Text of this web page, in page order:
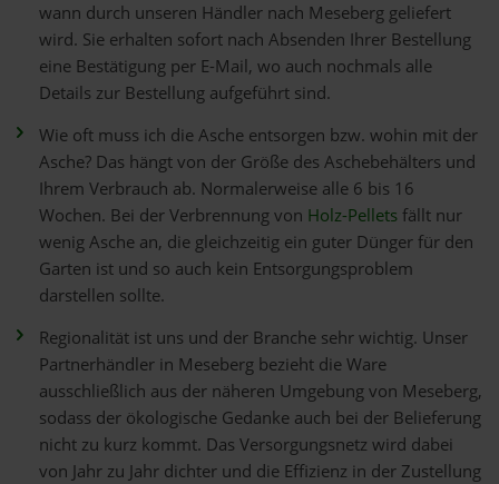
wann durch unseren Händler nach Meseberg geliefert
wird. Sie erhalten sofort nach Absenden Ihrer Bestellung
eine Bestätigung per E-Mail, wo auch nochmals alle
Details zur Bestellung aufgeführt sind.
Wie oft muss ich die Asche entsorgen bzw. wohin mit der
Asche? Das hängt von der Größe des Aschebehälters und
Ihrem Verbrauch ab. Normalerweise alle 6 bis 16
Wochen. Bei der Verbrennung von Holz-Pelletsfällt nur
wenig Asche an, die gleichzeitig ein guter Dünger für den
Garten ist und so auch kein Entsorgungsproblem
darstellen sollte.
Regionalität ist uns und der Branche sehr wichtig. Unser
Partnerhändler in Meseberg bezieht die Ware
ausschließlich aus der näheren Umgebung von Meseberg,
sodass der ökologische Gedanke auch bei der Belieferung
nicht zu kurz kommt. Das Versorgungsnetz wird dabei
von Jahr zu Jahr dichter und die Effizienz in der Zustellung